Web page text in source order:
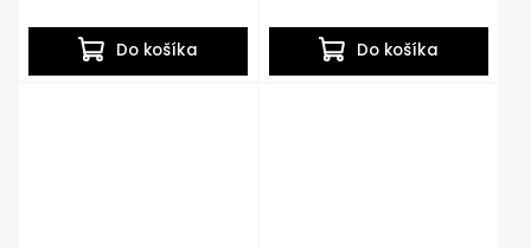
Do košíka Do košíka